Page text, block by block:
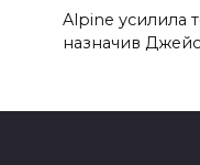
Alpine усилила
назначив